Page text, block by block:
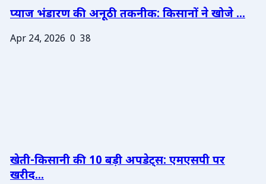
प्याज भंडारण की अनूठी तकनीक: किसानों ने खोजे ...
Apr 24, 2026 0 38
खेती-किसानी की 10 बड़ी अपडेट्स: एमएसपी पर
खरीद...